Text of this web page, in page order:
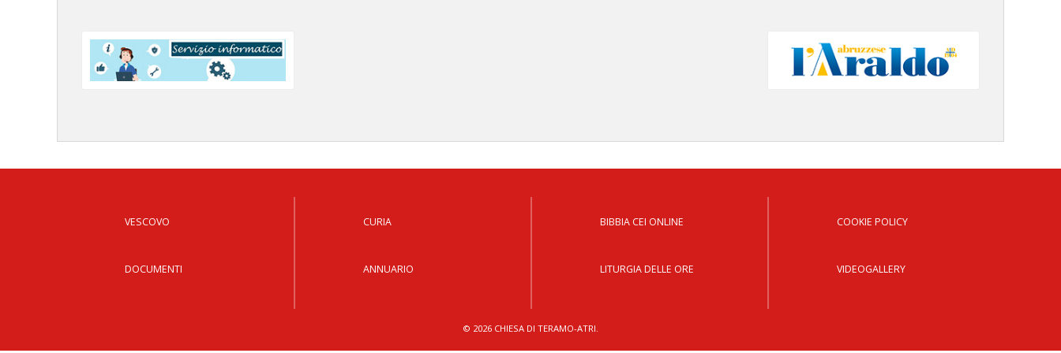
VESCOVO
DOCUMENTI
CURIA
ANNUARIO
BIBBIA CEI ONLINE
LITURGIA DELLE ORE
COOKIE POLICY
VIDEOGALLERY
© 2026 CHIESA DI TERAMO-ATRI.